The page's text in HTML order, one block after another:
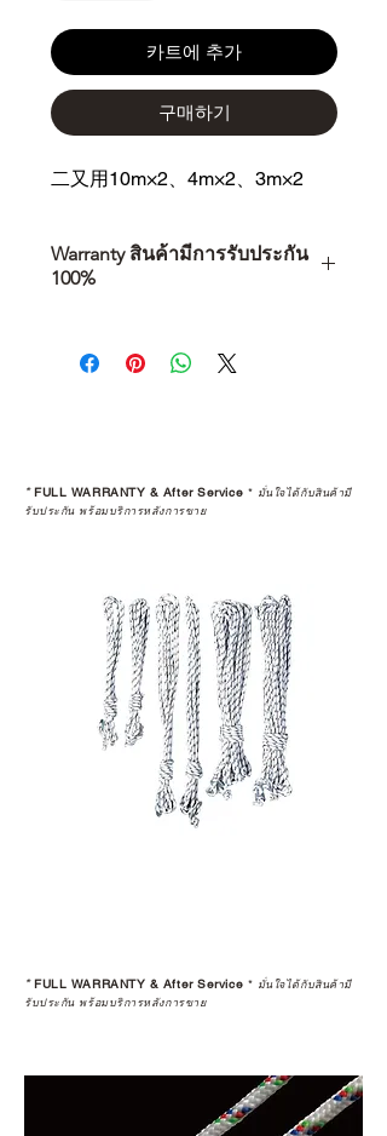
카트에 추가
구매하기
二又用10m×2、4m×2、3m×2
Warranty สินค้ามีการรับประกัน
100%
คุณตัดสินใจซื้อ แต่รวมไปถึง
“ประสบการณ์หลังการใช้งาน” ใน
STUDIO และร้านตัวแทนจำหน่ายที่
ได้รับการแต่งตั้งอย่างเป็นทางการ จะ
มาตรฐานของแบรนด์ ไม่ว่าจะ
เป็นการให้คำแนะนำ การดูแลสินค้า
หรือการแก้ไขปัญหาที่อาจเกิดขึ้นใน
อนาคต
ก่อนตัดสินใจซื้อสินค้า เราอยาก
แนะนำให้คุณสอบถามทุกครั้งว่า ร้าน
ค้าที่คุณกำลังเลือกซื้อนั้น มีการรับ
ประกันสินค้าจากตัวแทนจำหน่าย
อย่างเป็นทางการหรือไม่ เพื่อให้คุณ
ในอุปกรณ์ที่คุณรัก มีคุณค่าอย่าง
ตัวแทนจำหน่ายที่ได้รับการแต่งตั้ง
เพื่อให้คุณได้รับทั้งสินค้า และ
*FULL WARRANTY & After Service * มั่นใจได้กับสินค้ามี
รับประกัน พร้อมบริการหลังการขาย
*FULL WARRANTY & After Service * มั่นใจได้กับสินค้ามี
รับประกัน พร้อมบริการหลังการขาย